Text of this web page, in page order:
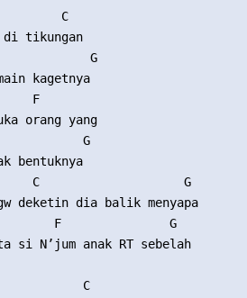
C
di tikungan
G
kagetnya
F
orang yang
G
bentuknya
C                    G
deketin dia balik menyapa
F               G
si N’jum anak RT sebelah
C